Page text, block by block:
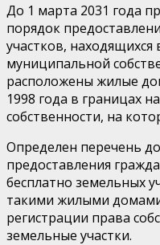
До 1 марта 2031 года
порядок
участков, находящихся
муниципальной
расположены жилые
1998 года в границах
собственности, на
Определен перечень
предоставления
бесплатно земельных
такими жилыми
регистрации права
земельные участки.